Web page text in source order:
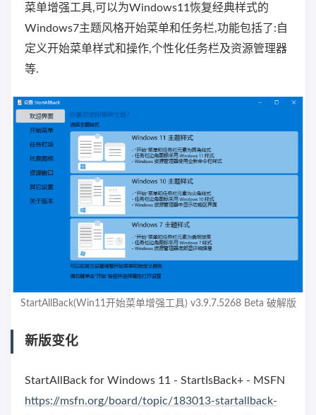
菜单增强工具,可以为Windows11恢复经典样式的
Windows7主题风格开始菜单和任务栏,功能包括了:自
定义开始菜单样式和操作,个性化任务栏及资源管理器
等.
StartAllBack(Win11开始菜单增强工具) v3.9.7.5268 Beta 破解版
新版变化
StartAllBack for Windows 11 - StartIsBack+ - MSFN
https://msfn.org/board/topic/183013-startallback-